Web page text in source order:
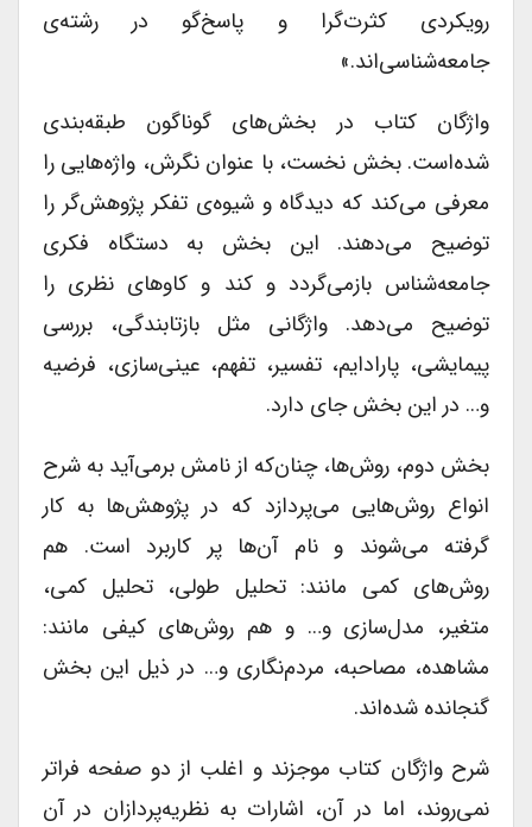
رویکردی کثرت‌گرا و پاسخ‌گو در رشته‌ی
جامعه‌شناسی‌اند.»
واژگان کتاب در بخش‌های گوناگون طبقه‌بندی
شده‌است. بخش نخست، با عنوان نگرش، واژه‌هایی را
معرفی می‌کند که دیدگاه و شیوه‌ی تفکر پژوهش‌گر را
توضیح می‌دهند. این بخش به دستگاه فکری
جامعه‌شناس بازمی‌گردد و کند و کاو‌های نظری را
توضیح می‌دهد. واژگانی مثل بازتابندگی، بررسی
پیمایشی، پارادایم، تفسیر، تفهم، عینی‌سازی، فرضیه
و… در این بخش جای دارد.
بخش دوم، روش‌ها، چنان‌که از نامش برمی‌آید به شرح
انواع روش‌هایی می‌پردازد که در پژوهش‌ها به کار
گرفته می‌شوند و نام آن‌ها پر کاربرد است. هم
روش‌های کمی مانند: تحلیل طولی، تحلیل کمی،
متغیر، مدل‌سازی و… و هم روش‌های کیفی مانند:
مشاهده، مصاحبه، مردم‌نگاری و… در ذیل این بخش
گنجانده‌ شده‌اند.
شرح واژگان کتاب موجزند و اغلب از دو صفحه فراتر
نمی‌روند، اما در آن، اشارات به نظریه‌پردازان در آن